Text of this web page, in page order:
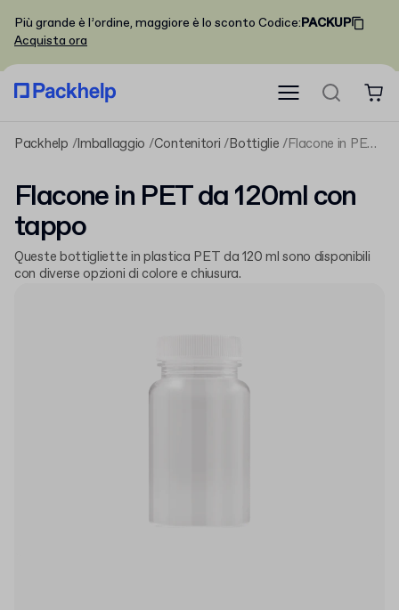
Più grande è l’ordine, maggiore è lo sconto Codice:PACKUP
Acquista ora
Packhelp Imballaggio Contenitori Bottiglie Flacone in PET da 120ml con tappo
Flacone in PET da 120ml con
tappo
Queste bottigliette in plastica PET da 120 ml sono disponibili
con diverse opzioni di colore e chiusura.